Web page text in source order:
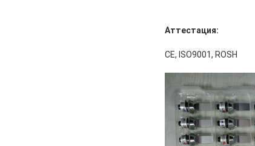
Аттестация:
CE, ISO9001, ROSH